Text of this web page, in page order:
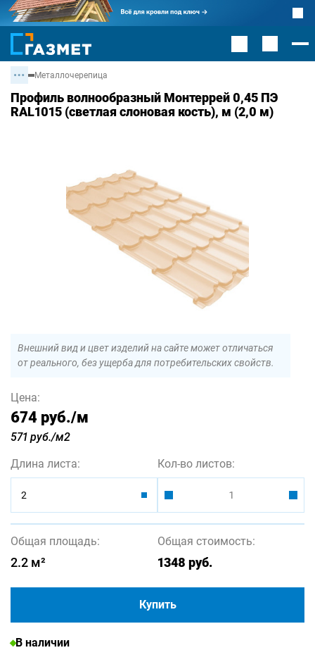
Металлочерепица
Профиль волнообразный Монтеррей 0,45 ПЭ
RAL1015 (светлая слоновая кость), м (2,0 м)
Внешний вид и цвет изделий на сайте может отличаться
от реального, без ущерба для потребительских свойств.
Цена:
674 руб./м
571 руб./м2
Длина листа:
2
Кол-во листов:
Общая площадь:
2.2 м²
Общая стоимость:
1348 руб.
Купить
В наличии